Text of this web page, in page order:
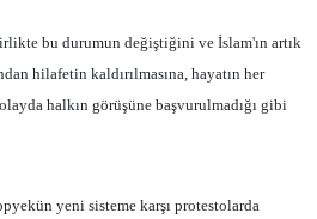
bu durumun değiştiğini ve İslam'ın artık
hilafetin kaldırılmasına, hayatın her
halkın görüşüne başvurulmadığı gibi
yeni sisteme karşı protestolarda